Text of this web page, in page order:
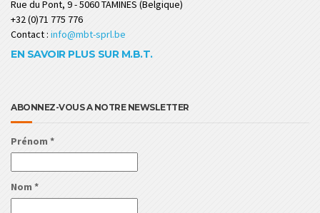
Rue du Pont, 9 - 5060 TAMINES (Belgique)
+32 (0)71 775 776
Contact : info@mbt-sprl.be
EN SAVOIR PLUS SUR M.B.T.
ABONNEZ-VOUS A NOTRE NEWSLETTER
Prénom *
Nom *